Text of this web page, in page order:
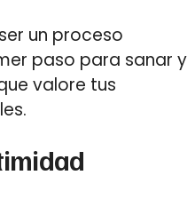
un proceso
paso para sanar y
valore tus